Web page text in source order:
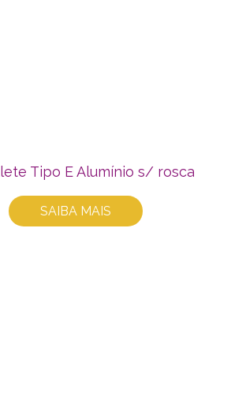
Tipo E Alumínio s/ rosca
SAIBA MAIS